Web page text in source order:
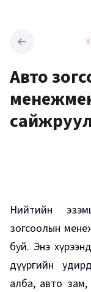
Авто
Нийтийн
зогсоолын
буй. Энэ
дүүргийн
алба, авто зам,